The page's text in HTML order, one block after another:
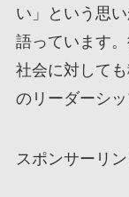
い」という思
語っています
社会に対して
のリーダーシ
スポンサーリン